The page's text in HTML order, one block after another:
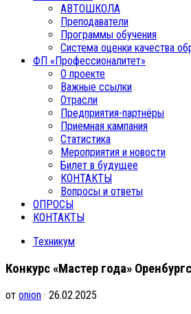
АВТОШКОЛА
Преподаватели
Программы обучения
Система оценки качества
ФП «Профессионалитет»
О проекте
Важные ссылки
Отрасли
Предприятия-партнёры
Приемная кампания
Статистика
Мероприятия и новости
Билет в будущее
КОНТАКТЫ
Вопросы и ответы
ОПРОСЫ
КОНТАКТЫ
Техникум
Конкурс «Мастер года»
от onion · 26.02.2025